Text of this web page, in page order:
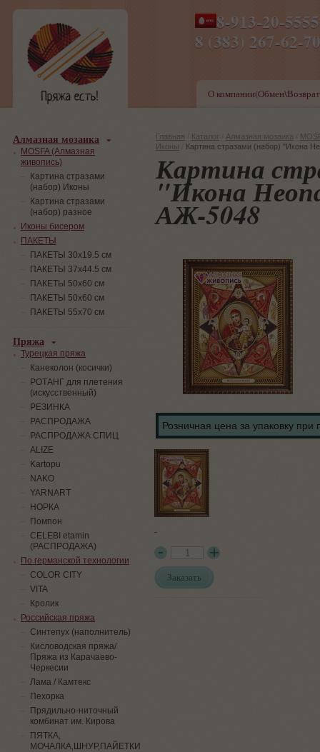
8-913-20-
8 (383) 267-
ПН-ПТ 8-17,СБ-ВС 9-
О
Главная Каталог Алмазная мозаика
Иконы
Картина стразами (набор) "Икона
Картина
"Икона
АЖ-5048
Розничная цена за упаковку при
-
Заказать
Алмазная мозаика
MOSFA (Алмазная
живопись)
Картина стразами
(набор) Иконы
Картина стразами
(набор) разное
Иконы бисером
ПАКЕТЫ
ПАКЕТЫ 30х19.5 см
ПАКЕТЫ 37х44.5 см
ПАКЕТЫ 50х60 см
ПАКЕТЫ 50х60 см
ПАКЕТЫ 55х70 см
Пряжа
Турецкая пряжа
Канеколон (косички)
РОТАНГ для плетения
(искусственный)
PЕЗИНКА
РАСПРОДАЖА
РАСПРОДАЖА СПИЦ
ALIZE
Kartopu
NAKO
YARNART
НОРКА
Помпон
СELEBI etamin
(РАСПРОДАЖА)
По германской технологии
COLOR CITY
VITA
Кролик
Российская пряжа
Синтепух (наполнитель)
Кисловодская пряжа/
Пряжа из Карачаево-
Черкесии
Лама / Камтекс
Пехорка
Прядильно-ниточный
комбинат им. Кирова
ПЯТКА,
МОЧАЛКА,ШНУР,ПАЙЕТКИ